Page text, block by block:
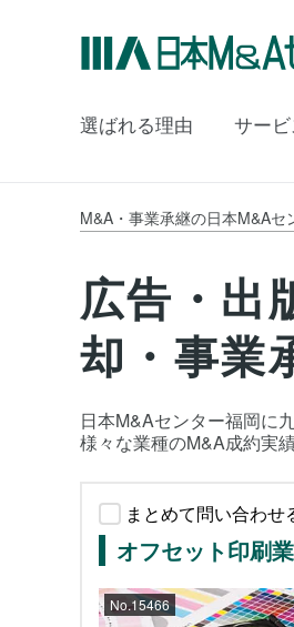
選ばれる理由 サー
M&A・事業承継の日本M&Aセ
広告・出
却・事業
日本M&Aセンター福岡に
様々な業種のM&A成約実
まとめて問い合わせ
オフセット印刷業
No.15466